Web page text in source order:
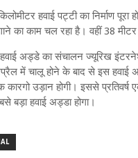
हवाई पट्टी का निर्माण
का काम चल रहा है। वहीं 38
हवाई अड्डे का संचालन ज्‍यूरिख
में चालू होने के बाद से इस
उड़ान होगी। इससे
बड़ा हवाई अड्डा होगा।